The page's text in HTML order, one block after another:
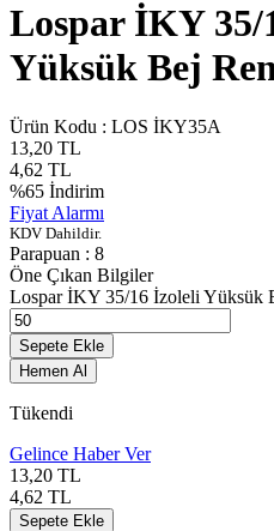
Lospar İKY 35/
Yüksük Bej
Ürün Kodu : LOS İKY35A
13,20 TL
4,62 TL
%65 İndirim
Fiyat Alarmı
KDV Dahildir.
Parapuan : 8
Öne Çıkan Bilgiler
Lospar İKY 35/16 İzoleli Yüksük
Sepete Ekle
Hemen Al
Tükendi
Gelince Haber Ver
13,20 TL
4,62 TL
Sepete Ekle